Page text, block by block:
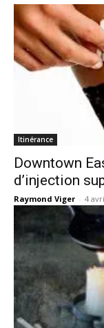
Itinérance
Downtown
d’injection
Raymond Viger - 4